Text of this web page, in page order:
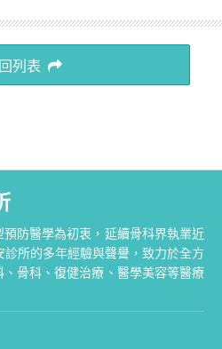
列表
預防醫學為初衷，延續骨科界執業近
所的多年經驗與聲譽，致力於全方
骨科、復健治療、醫學美容等醫療